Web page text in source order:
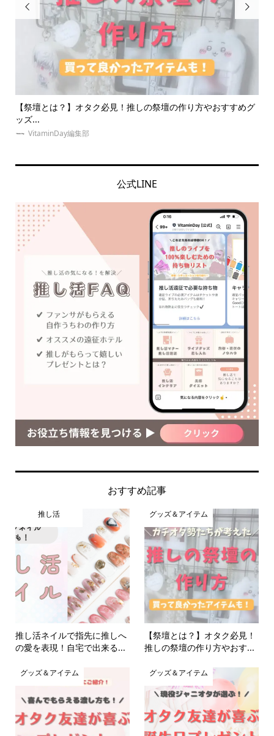

【祭壇とは？】オタク必見！推しの祭壇の作り方やおすすめグ
ッズ...
VitaminDay編集部

公式LINE
おすすめ記事
推し活
推し活ネイルで指先に推しへ
の愛を表現！自宅で出来る...
グッズ＆アイテム
【祭壇とは？】オタク必見！
推しの祭壇の作り方やおす...
グッズ＆アイテム グッズ＆アイテム